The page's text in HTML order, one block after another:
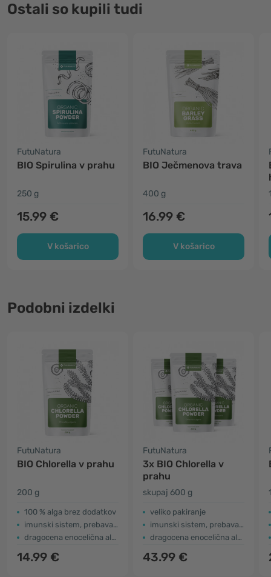
Ostali so kupili tudi
FutuNatura
BIO Spirulina v prahu
250 g
15.99 €
V košarico
FutuNatura
BIO Ječmenova trava
400 g
16.99 €
V košarico
Podobni izdelki
FutuNatura
BIO Chlorella v prahu
200 g
100 % alga brez dodatkov
imunski sistem, prebava in detox
dragocena enocelična alga
14.99 €
FutuNatura
3x BIO Chlorella v
prahu
skupaj 600 g
veliko pakiranje
imunski sistem, prebava in detox
dragocena enocelična alga
43.99 €